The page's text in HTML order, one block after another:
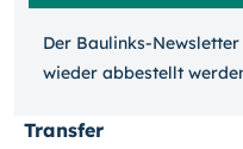
Der Baulinks-
wieder ab­bestellt
Transfer